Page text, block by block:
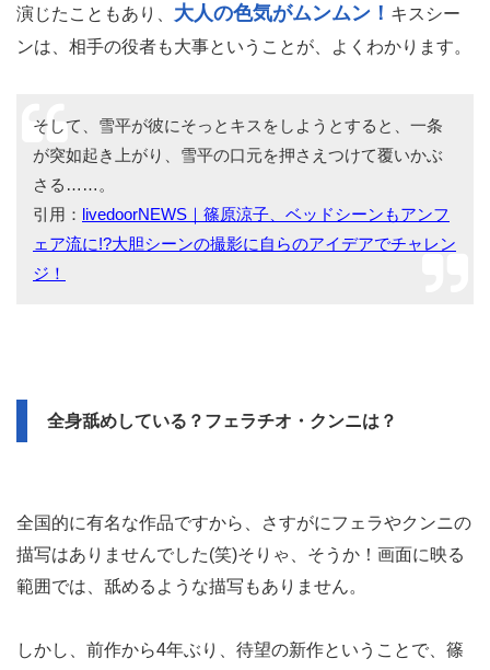
演じたこともあり、 大人の色気がムンムン！ キスシー
ンは、相手の役者も大事ということが、よくわかります。
そして、雪平が彼にそっとキスをしようとすると、一条
が突如起き上がり、雪平の口元を押さえつけて覆いかぶ
さる……。
引用： livedoorNEWS｜篠原涼子、ベッドシーンもアンフ
ェア流に!?大胆シーンの撮影に自らのアイデアでチャレン
ジ！
全身舐めしている？フェラチオ・クンニは？
全国的に有名な作品ですから、さすがにフェラやクンニの
描写はありませんでした(笑)そりゃ、そうか！画面に映る
範囲では、舐めるような描写もありません。
しかし、前作から4年ぶり、待望の新作ということで、篠